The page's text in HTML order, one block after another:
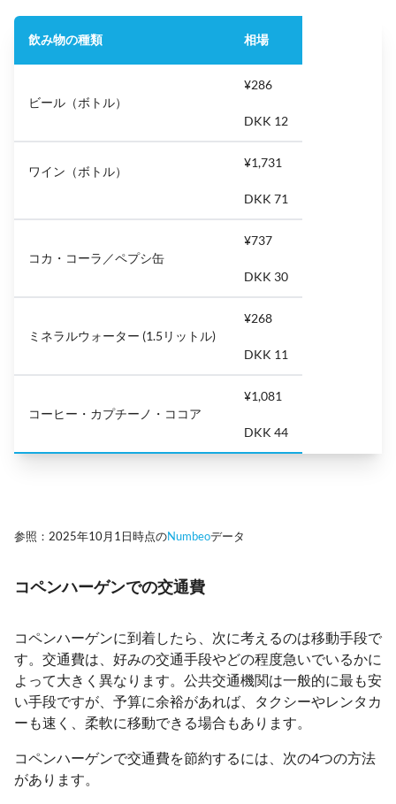
飲み物の種類 相場
ビール（ボトル）
¥286
DKK 12
ワイン（ボトル）
¥1,731
DKK 71
コカ・コーラ／ペプシ缶
¥737
DKK 30
ミネラルウォーター (1.5リットル)
¥268
DKK 11
コーヒー・カプチーノ・ココア
¥1,081
DKK 44
参照：2025年10月1日時点のNumbeoデータ
コペンハーゲンでの交通費
コペンハーゲンに到着したら、次に考えるのは移動手段で
す。交通費は、好みの交通手段やどの程度急いでいるかに
よって大きく異なります。公共交通機関は一般的に最も安
い手段ですが、予算に余裕があれば、タクシーやレンタカ
ーも速く、柔軟に移動できる場合もあります。
コペンハーゲンで交通費を節約するには、次の4つの方法
があります。